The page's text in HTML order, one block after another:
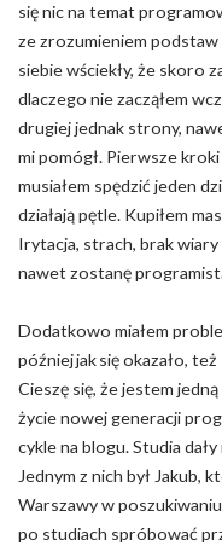
się nic na temat
ze zrozumieniem podstaw
siebie wściekły, że skoro
dlaczego nie zacząłem
drugiej jednak strony,
mi pomógł. Pierwsze
musiałem spędzić jeden
działają pętle. Kupiłem
Irytacja, strach, brak wiary
nawet zostanę
Dodatkowo miałem
później jak się okazało,
Cieszę się, że jestem
życie nowej generacji
cykle na blogu. Studia
Jednym z nich był Jakub,
Warszawy w
po studiach spróbować